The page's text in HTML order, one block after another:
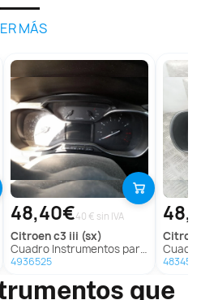
MÁS
48,40€40 € sin IVA
citroenc3 iii (sx)
Cuadro Instrumentos para Citroën C3 Iii (Sx)
4936525
Cuadro
que